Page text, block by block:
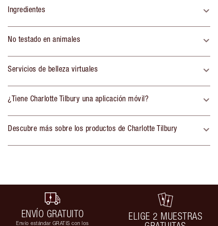
Ingredientes
No testado en animales
Servicios de belleza virtuales
¿Tiene Charlotte Tilbury una aplicación móvil?
Descubre más sobre los productos de Charlotte Tilbury
ENVÍO GRATUITO
Envío estándar GRATIS con los
ELIGE 2 MUESTRAS